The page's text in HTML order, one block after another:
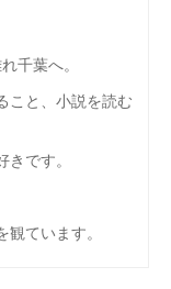
千葉へ。
こと、小説を読む
です。
ています。